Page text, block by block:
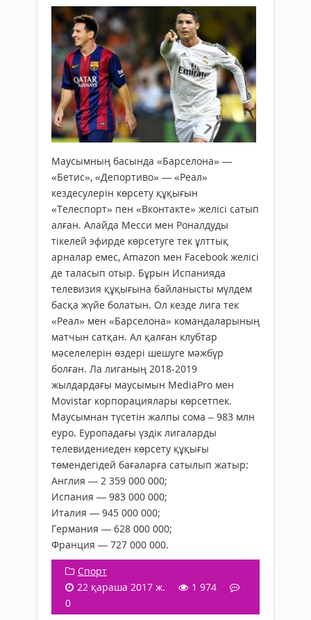
Маусымның басында «Барселона» —
«Бетис», «Депортиво» — «Реал»
кездесулерін көрсету құқығын
«Телеспорт» пен «Вконтакте» желісі сатып
алған. Алайда Месси мен Роналдуды
тікелей эфирде көрсетуге тек ұлттық
арналар емес, Amazon мен Facebook желісі
де таласып отыр. Бұрын Испанияда
телевизия құқығына байланысты мүлдем
басқа жүйе болатын. Ол кезде лига тек
«Реал» мен «Барселона» командаларының
матчын сатқан. Ал қалған клубтар
мәселелерін өздері шешуге мәжбүр
болған. Ла лиганың 2018-2019
жылдардағы маусымын MediaPro мен
Movistar корпорациялары көрсетпек.
Маусымнан түсетін жалпы сома – 983 млн
еуро. Еуропадағы үздік лигаларды
телевидениеден көрсету құқығы
төмендегідей бағаларға сатылып жатыр:
Англия — 2 359 000 000;
Испания — 983 000 000;
Италия — 945 000 000;
Германия — 628 000 000;
Франция — 727 000 000.
Спорт
22 қараша 2017 ж.
1 974
0